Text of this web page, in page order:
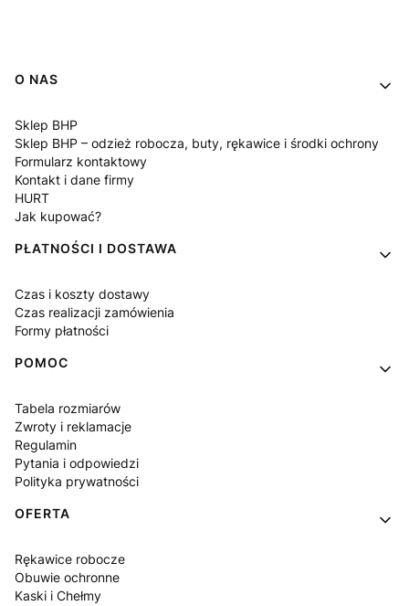
Linki w stopce
O NAS
Sklep BHP
Sklep BHP – odzież robocza, buty, rękawice i środki ochrony
Formularz kontaktowy
Kontakt i dane firmy
HURT
Jak kupować?
PŁATNOŚCI I DOSTAWA
Czas i koszty dostawy
Czas realizacji zamówienia
Formy płatności
POMOC
Tabela rozmiarów
Zwroty i reklamacje
Regulamin
Pytania i odpowiedzi
Polityka prywatności
OFERTA
Rękawice robocze
Obuwie ochronne
Kaski i Chełmy